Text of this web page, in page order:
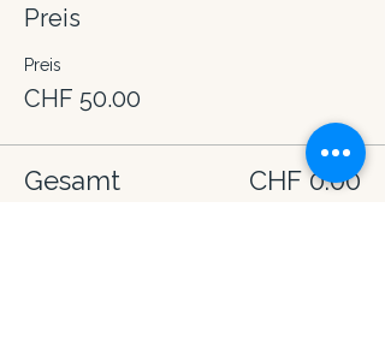
Preis
Preis
CHF 50.00
Gesamt CHF 0.00